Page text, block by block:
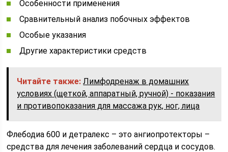
Особенности применения
Сравнительный анализ побочных эффектов
Особые указания
Другие характеристики средств
Читайте также: Лимфодренаж в домашних
условиях (щеткой, аппаратный, ручной) - показания
и противопоказания для массажа рук, ног, лица
Флебодиа 600 и детралекс – это ангиопротекторы –
средства для лечения заболеваний сердца и сосудов.